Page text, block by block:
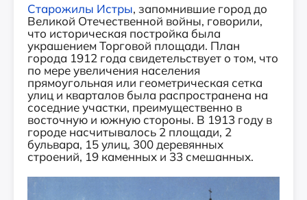
Старожилы Истры, запомнившие город до
Великой Отечественной войны, говорили,
что историческая постройка была
украшением Торговой площади. План
города 1912 года свидетельствует о том, что
по мере увеличения населения
прямоугольная или геометрическая сетка
улиц и кварталов была распространена на
соседние участки, преимущественно в
восточную и южную стороны. В 1913 году в
городе насчитывалось 2 площади, 2
бульвара, 15 улиц, 300 деревянных
строений, 19 каменных и 33 смешанных.